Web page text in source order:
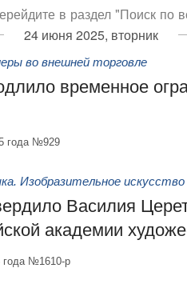
в раздел "Поиск по
24 июня 2025, вторник
во внешней торговле
временное
года №929
Изобразительное искусство
Василия
академии
года №1610-р